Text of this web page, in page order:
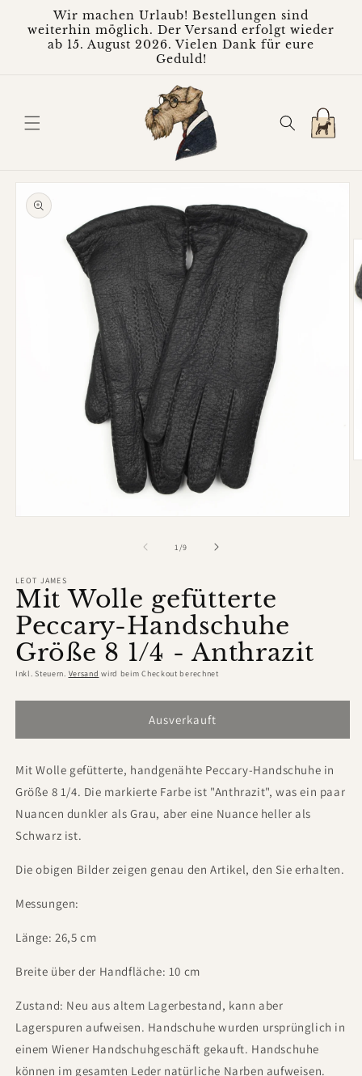
Inhalt
Wir machen Urlaub! Bestellungen sind
weiterhin möglich. Der Versand erfolgt wieder
ab 15. August 2026. Vielen Dank für eure
Geduld!
Warenkorb
1 /von
9
LEOT JAMES
Mit Wolle gefütterte
Peccary-Handschuhe
Größe 8 1/4 - Anthrazit
Inkl. Steuern. Versand wird beim Checkout berechnet
Ausverkauft
Mit Wolle gefütterte, handgenähte Peccary-Handschuhe in
Größe 8 1/4. Die markierte Farbe ist "Anthrazit", was ein paar
Nuancen dunkler als Grau, aber eine Nuance heller als
Schwarz ist.
Die obigen Bilder zeigen genau den Artikel, den Sie erhalten.
Messungen:
Länge: 26,5 cm
Breite über der Handfläche: 10 cm
Zustand: Neu aus altem Lagerbestand, kann aber
Lagerspuren aufweisen. Handschuhe wurden ursprünglich in
einem Wiener Handschuhgeschäft gekauft. Handschuhe
können im gesamten Leder natürliche Narben aufweisen.